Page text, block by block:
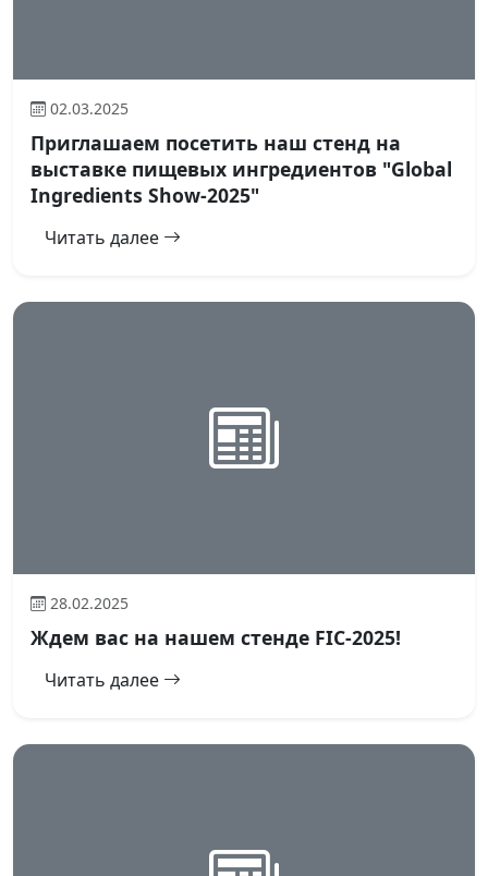
02.03.2025
Приглашаем посетить наш стенд на
выставке пищевых ингредиентов "Global
Ingredients Show-2025"
Читать далее
28.02.2025
Ждем вас на нашем стенде FIC-2025!
Читать далее